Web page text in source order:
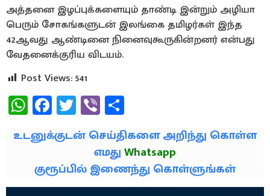
அத்தனை இழப்புக்களையும் தாண்டி இன்றும் அழியா
பெரும் சோகங்களுடன் இலங்கை தமிழர்கள் இந்த
42ஆவது ஆண்டினை நினைவுகூருகின்றனர் என்பது
வேதனைக்குரிய விடயம்.
Post Views:541
WhatsApp
Facebook
Twitter
Viber
உடனுக்குடன் செய்திகளை அறிந்து கொள்ள
எமதுWhatsapp
குரூப்பில் இணைந்து கொள்ளுங்கள்